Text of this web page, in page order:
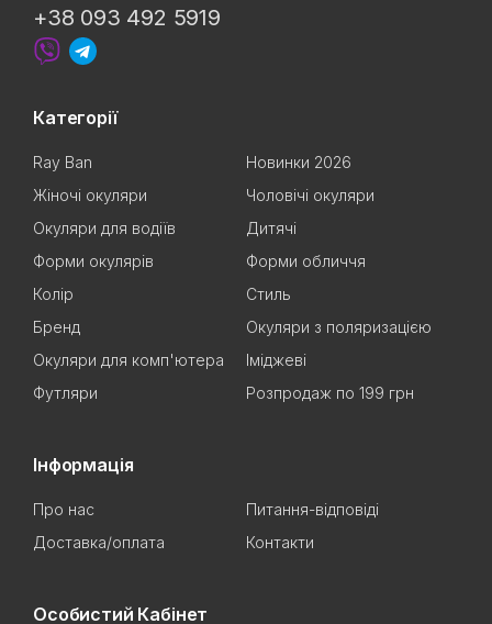
+38 093 492 5919
Категорії
Ray Ban
Новинки 2026
Жіночі окуляри
Чоловічі окуляри
Окуляри для водіїв
Дитячі
Форми окулярів
Форми обличчя
Колір
Стиль
Бренд
Окуляри з поляризацією
Окуляри для комп'ютера
Іміджеві
Футляри
Розпродаж по 199 грн
Інформація
Про нас
Питання-відповіді
Доставка/оплата
Контакти
Особистий Кабінет